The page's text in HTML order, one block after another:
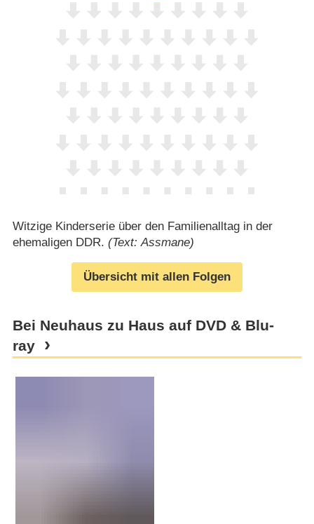
Witzige Kinderserie über den Familienalltag in der
ehemaligen DDR. (Text: Assmane)
Übersicht mit allen Folgen
Bei Neuhaus zu Haus auf DVD & Blu-
ray